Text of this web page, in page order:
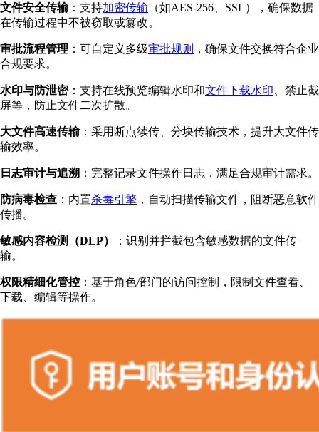
文件安全传输：支持加密传输 （如AES-256、SSL），确保数据
在传输过程中不被窃取或篡改。
审批流程管理 ：可自定义多级审批规则
，确保文件交换符合企业
合规要求。
水印与防泄密：支持在线预览编辑水印和文件下载水印 、禁止截
屏等，防止文件二次扩散。
大文件高速传输：采用断点续传、分块传输技术，提升大文件传
输效率。
日志审计与追溯 ：完整记录文件操作日志，满足合规审计需求。
防病毒检查 ：内置杀毒引擎 ，自动扫描传输文件，阻断恶意软件
传播。
敏感内容检测（DLP）
：识别并拦截包含敏感数据的文件传
输。
权限精细化管控 ：基于角色/部门的访问控制，限制文件查看、
下载、编辑等操作。